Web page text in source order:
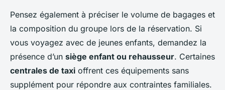
Pensez également à préciser le volume de bagages et
la composition du groupe lors de la réservation. Si
vous voyagez avec de jeunes enfants, demandez la
présence d’un siège enfant ou rehausseur. Certaines
centrales de taxi offrent ces équipements sans
supplément pour répondre aux contraintes familiales.